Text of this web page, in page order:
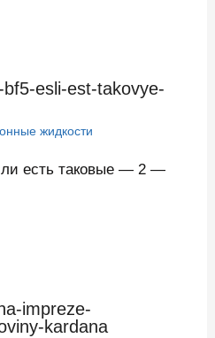
esli-est-takovye-
жидкости
есть таковые — 2 —
impreze-
kardana